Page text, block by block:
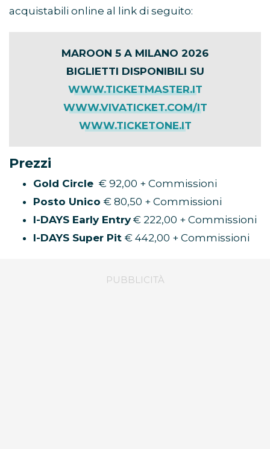
acquistabili online al link di seguito:
MAROON 5 A MILANO 2026
BIGLIETTI DISPONIBILI SU
WWW.TICKETMASTER.IT
WWW.VIVATICKET.COM/IT
WWW.TICKETONE.IT
Prezzi
Gold Circle € 92,00 + Commissioni
Posto Unico € 80,50 + Commissioni
I-DAYS Early Entry€ 222,00 + Commissioni
I-DAYS Super Pit € 442,00 + Commissioni